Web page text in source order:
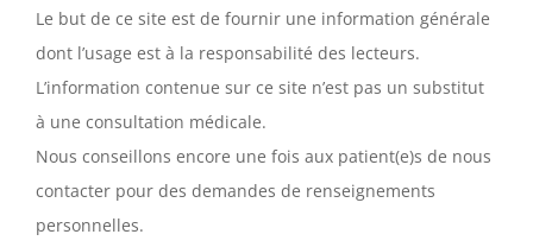
Le but de ce site est de fournir une information générale
dont l’usage est à la responsabilité des lecteurs.
L’information contenue sur ce site n’est pas un substitut
à une consultation médicale.
Nous conseillons encore une fois aux patient(e)s de nous
contacter pour des demandes de renseignements
personnelles.